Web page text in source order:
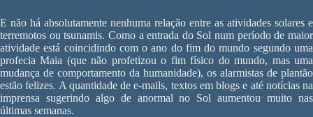
E não há absolutamente nenhuma relação entre as atividades solares e
terremotos ou tsunamis. Como a entrada do Sol num período de maior
atividade está coincidindo com o ano do fim do mundo segundo uma
profecia Maia (que não profetizou o fim físico do mundo, mas uma
mudança de comportamento da humanidade), os alarmistas de plantão
estão felizes. A quantidade de e-mails, textos em blogs e até notícias na
imprensa sugerindo algo de anormal no Sol aumentou muito nas
últimas semanas.